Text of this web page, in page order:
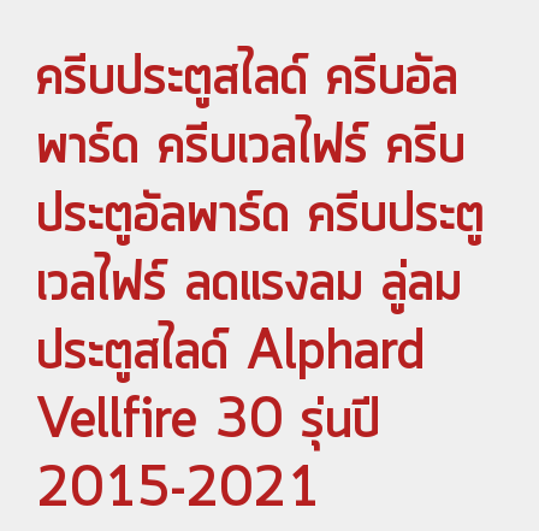
ครีบประตูสไลด์ ครีบอัล
พาร์ด ครีบเวลไฟร์ ครีบ
ประตูอัลพาร์ด ครีบประตู
เวลไฟร์ ลดแรงลม ลู่ลม
ประตูสไลด์ Alphard
Vellfire 30 รุ่นปี
2015-2021